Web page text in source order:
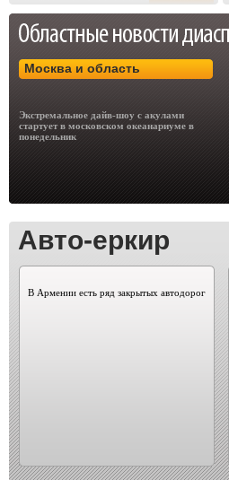
Москва и область
Экстремальное дайв-шоу с акулами
стартует в московском океанариуме в
понедельник
Авто-еркир
В Армении есть ряд закрытых автодорог